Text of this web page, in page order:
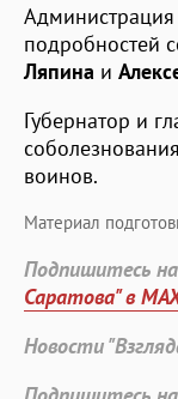
Администрация
подробностей
Ляпина и
Губернатор и
воинов.
Материал
Подпишитесь
Саратова" в
Новости